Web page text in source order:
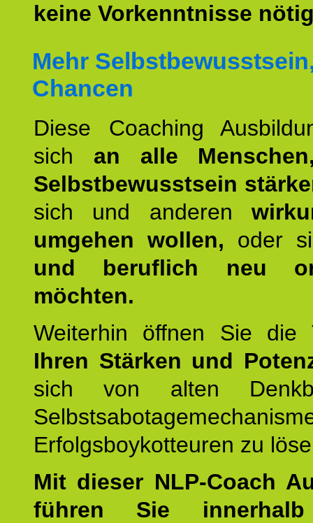
keine Vorkenntnisse
Mehr
Chancen
Diese Coaching
sich an alle
Selbstbewusstsein
sich und anderen
umgehen wollen, oder
und beruflich neu
möchten.
Weiterhin öffnen Sie
Ihren Stärken und
sich von alten
Erfolgsboykotteuren zu
Mit dieser NLP-Coach
führen Sie